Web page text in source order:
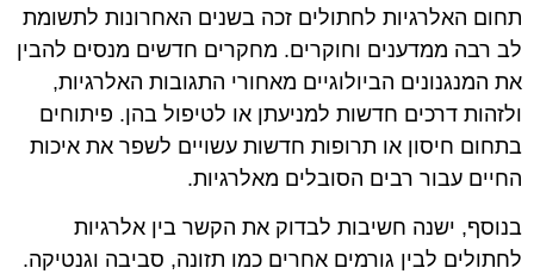
תחום האלרגיות לחתולים זכה בשנים האחרונות לתשומת
לב רבה ממדענים וחוקרים. מחקרים חדשים מנסים להבין
את המנגנונים הביולוגיים מאחורי התגובות האלרגיות,
ולזהות דרכים חדשות למניעתן או לטיפול בהן. פיתוחים
בתחום חיסון או תרופות חדשות עשויים לשפר את איכות
החיים עבור רבים הסובלים מאלרגיות.
בנוסף, ישנה חשיבות לבדוק את הקשר בין אלרגיות
לחתולים לבין גורמים אחרים כמו תזונה, סביבה וגנטיקה.